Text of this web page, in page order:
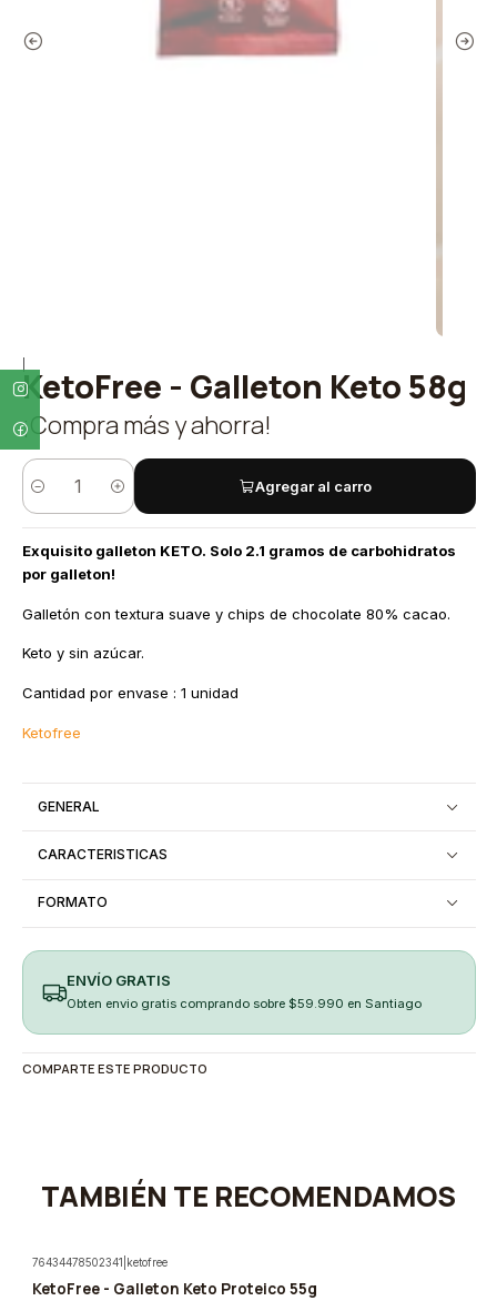
KetoFree - Galleton Keto 58g
¡Compra más y ahorra!
Cantidad
Agregar al carro
Exquisito galleton KETO. Solo 2.1 gramos de carbohidratos
por galleton!
Galletón con textura suave y chips de chocolate 80% cacao.
Keto y sin azúcar.
Cantidad por envase : 1 unidad
Ketofree
GENERAL
CARACTERISTICAS
FORMATO
ENVÍO GRATIS
Obten envio gratis comprando sobre $59.990 en Santiago
COMPARTE ESTE PRODUCTO
TAMBIÉN TE RECOMENDAMOS
-5%
76434478502341 ketofree
KetoFree - Galleton Keto Proteico 55g